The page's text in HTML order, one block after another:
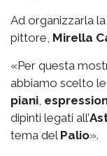
Ad organizzarla
pittore, Mirella
«Per questa
abbiamo scelto
piani
dipinti legati all’
tema del Palio».